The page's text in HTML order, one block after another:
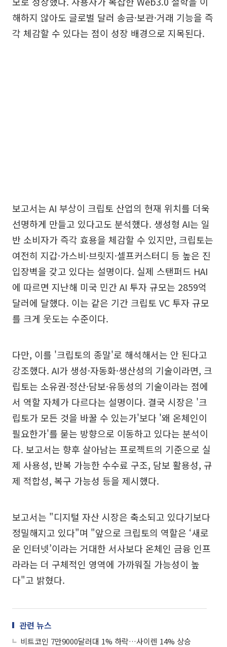
해하지 않아도 글로벌 달러 송금·보관·거래 기능을 즉
각 체감할 수 있다는 점이 성장 배경으로 지목된다.
보고서는 AI 부상이 크립토 산업의 현재 위치를 더욱
선명하게 만들고 있다고도 분석했다. 생성형 AI는 일
반 소비자가 즉각 효용을 체감할 수 있지만, 크립토는
여전히 지갑·가스비·브릿지·셀프커스터디 등 높은 진
입장벽을 갖고 있다는 설명이다. 실제 스탠퍼드 HAI
에 따르면 지난해 미국 민간 AI 투자 규모는 2859억
달러에 달했다. 이는 같은 기간 크립토 VC 투자 규모
를 크게 웃도는 수준이다.
다만, 이를 '크립토의 종말'로 해석해서는 안 된다고
강조했다. AI가 생성·자동화·생산성의 기술이라면, 크
립토는 소유권·정산·담보·유동성의 기술이라는 점에
서 역할 자체가 다르다는 설명이다. 결국 시장은 '크
립토가 모든 것을 바꿀 수 있는가'보다 '왜 온체인이
필요한가'를 묻는 방향으로 이동하고 있다는 분석이
다. 보고서는 향후 살아남는 프로젝트의 기준으로 실
제 사용성, 반복 가능한 수수료 구조, 담보 활용성, 규
제 적합성, 복구 가능성 등을 제시했다.
보고서는 "디지털 자산 시장은 축소되고 있다기보다
정밀해지고 있다"며 "앞으로 크립토의 역할은 ‘새로
운 인터넷’이라는 거대한 서사보다 온체인 금융 인프
라라는 더 구체적인 영역에 가까워질 가능성이 높
다"고 밝혔다.
관련 뉴스
비트코인 7만9000달러대 1% 하락…사이렌 14% 상승